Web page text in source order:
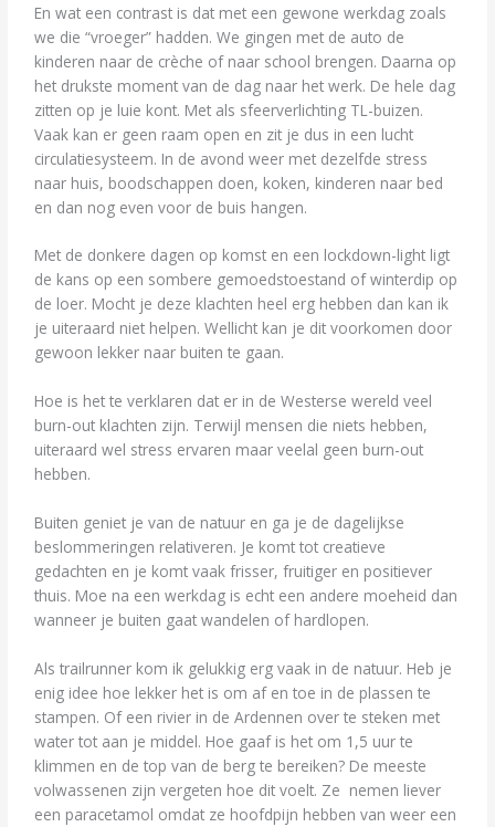
En wat een contrast is dat met een gewone werkdag zoals
we die “vroeger” hadden. We gingen met de auto de
kinderen naar de crèche of naar school brengen. Daarna op
het drukste moment van de dag naar het werk. De hele dag
zitten op je luie kont. Met als sfeerverlichting TL-buizen.
Vaak kan er geen raam open en zit je dus in een lucht
circulatiesysteem. In de avond weer met dezelfde stress
naar huis, boodschappen doen, koken, kinderen naar bed
en dan nog even voor de buis hangen.
Met de donkere dagen op komst en een lockdown-light ligt
de kans op een sombere gemoedstoestand of winterdip op
de loer. Mocht je deze klachten heel erg hebben dan kan ik
je uiteraard niet helpen. Wellicht kan je dit voorkomen door
gewoon lekker naar buiten te gaan.
Hoe is het te verklaren dat er in de Westerse wereld veel
burn-out klachten zijn. Terwijl mensen die niets hebben,
uiteraard wel stress ervaren maar veelal geen burn-out
hebben.
Buiten geniet je van de natuur en ga je de dagelijkse
beslommeringen relativeren. Je komt tot creatieve
gedachten en je komt vaak frisser, fruitiger en positiever
thuis. Moe na een werkdag is echt een andere moeheid dan
wanneer je buiten gaat wandelen of hardlopen.
Als trailrunner kom ik gelukkig erg vaak in de natuur. Heb je
enig idee hoe lekker het is om af en toe in de plassen te
stampen. Of een rivier in de Ardennen over te steken met
water tot aan je middel. Hoe gaaf is het om 1,5 uur te
klimmen en de top van de berg te bereiken? De meeste
volwassenen zijn vergeten hoe dit voelt. Ze nemen liever
een paracetamol omdat ze hoofdpijn hebben van weer een